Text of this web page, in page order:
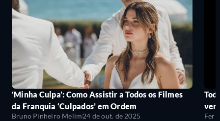
‘Minha Culpa’: Como Assistir a Todos os Filmes
da Franquia ‘Culpados’ em Ordem
Bruno Pinheiro Melim24 de out. de 2025
ver